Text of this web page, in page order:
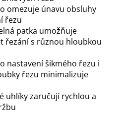
omezuje únavu obsluhy
řezu
patka umožňuje
řezání s různou hloubkou
nastavení šikmého řezu i
řezu minimalizuje
uhlíky zaručují rychlou a